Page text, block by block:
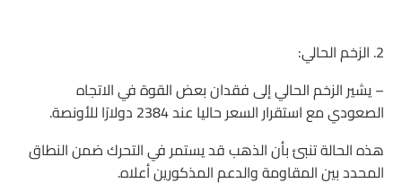
2. الزخم الحالي:
– يشير الزخم الحالي إلى فقدان بعض القوة في الاتجاه
الصعودي مع استقرار السعر حاليا عند 2384 دولارًا للأونصة.
هذه الحالة تنبئ بأن الذهب قد يستمر في التحرك ضمن النطاق
المحدد بين المقاومة والدعم المذكورين أعلاه.